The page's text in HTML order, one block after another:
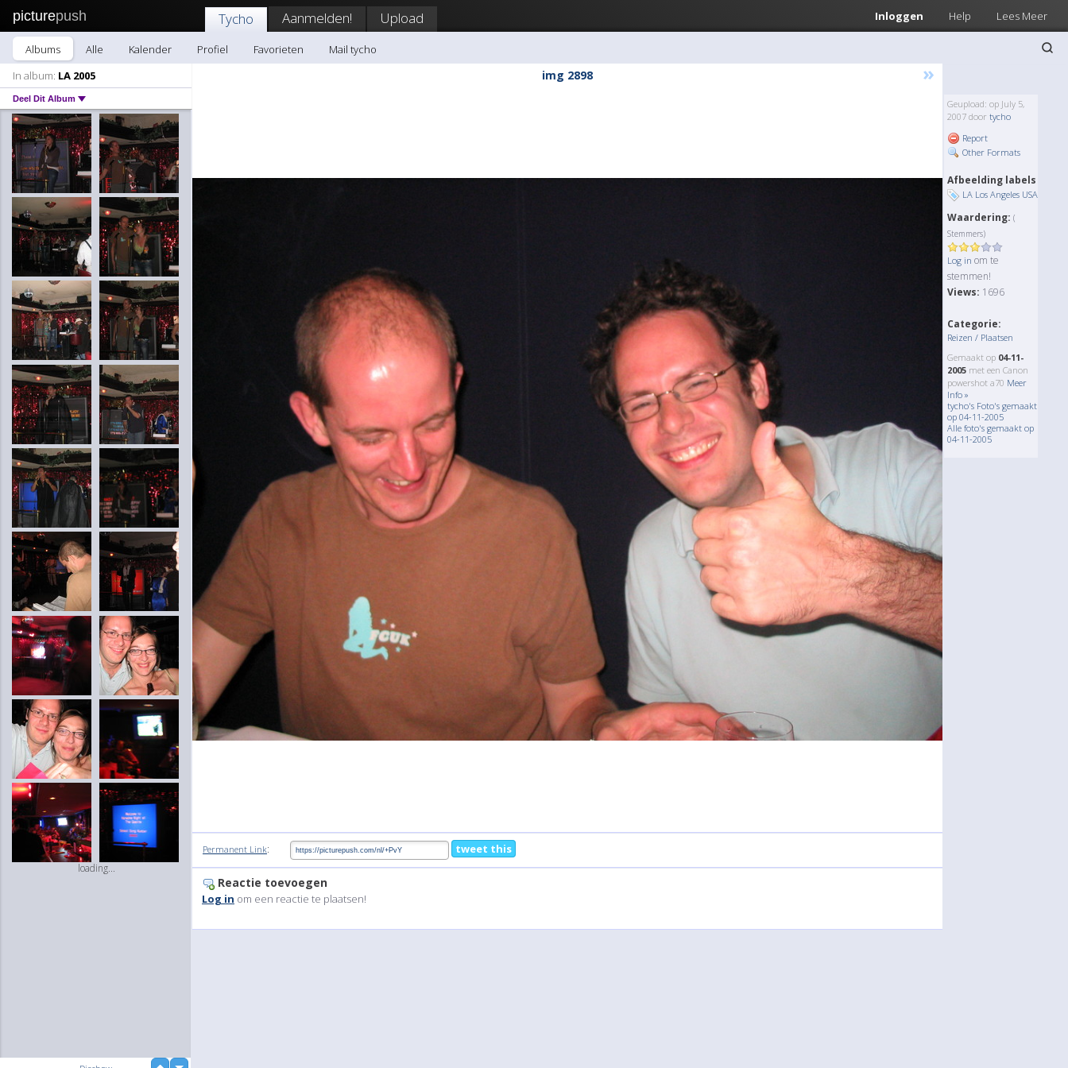
picturepush Inloggen Help Lees Meer
Tycho Aanmelden! Upload
Albums Alle Kalender Profiel Favorieten
Mail tycho
In album: LA 2005
Deel Dit Album
loading...
img 2898 »
Geupload: op July 5,
2007 door tycho
Report
Other Formats
Afbeelding labels
LA Los Angeles USA
Waardering: (
Stemmers)
Log in om te
stemmen!
Views: 1696
Categorie:
Reizen / Plaatsen
Gemaakt op 04-11-
2005 met een Canon
powershot a70 Meer
Info »
tycho's Foto's gemaakt
op 04-11-2005
Alle foto's gemaakt op
04-11-2005
Permanent Link: tweet this
Reactie toevoegen
Log in om een reactie te plaatsen!